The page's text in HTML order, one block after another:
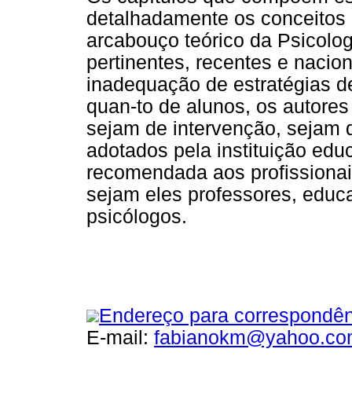
detalhadamente os
arcabouço teórico da
pertinentes, recentes e
inadequação de estratégias
quan-to de alunos, os
sejam de intervenção, sejam
adotados pela instituição
recomendada aos
sejam eles professores,
psicólogos.
Endereço para
E-mail: